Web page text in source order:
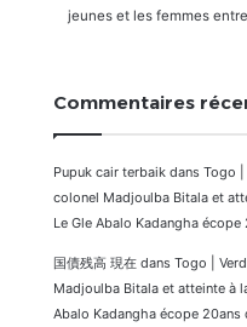
jeunes et les femmes
Commentaires
Pupuk cair terbaik dans Togo |
colonel Madjoulba Bitala et
Le Gle Abalo Kadangha
国債残高 現在 dans Togo |
Madjoulba Bitala et atteinte à
Abalo Kadangha écope 20ans